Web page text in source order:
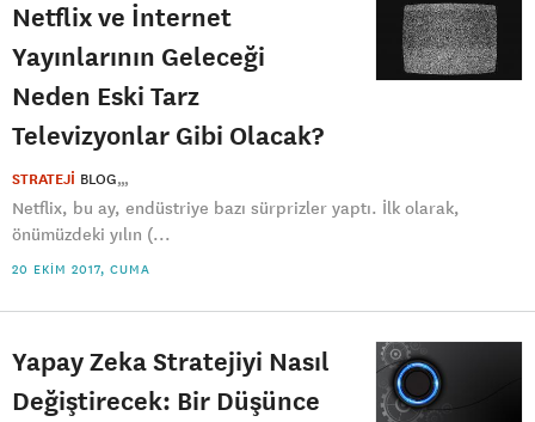
Netflix ve İnternet
Yayınlarının Geleceği
Neden Eski Tarz
Televizyonlar Gibi Olacak?
STRATEJİ BLOG
Netflix, bu ay, endüstriye bazı sürprizler yaptı. İlk olarak,
önümüzdeki yılın (...
20 EKIM 2017, CUMA
Yapay Zeka Stratejiyi Nasıl
Değiştirecek: Bir Düşünce